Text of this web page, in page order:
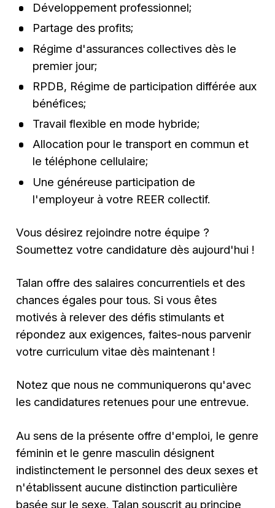
Développement professionnel;
Partage des profits;
Régime d'assurances collectives dès le
premier jour;
RPDB, Régime de participation différée aux
bénéfices;
Travail flexible en mode hybride;
Allocation pour le transport en commun et
le téléphone cellulaire;
Une généreuse participation de
l'employeur à votre REER collectif.
Vous désirez rejoindre notre équipe ?
Soumettez votre candidature dès aujourd'hui !
Talan offre des salaires concurrentiels et des
chances égales pour tous. Si vous êtes
motivés à relever des défis stimulants et
répondez aux exigences, faites-nous parvenir
votre curriculum vitae dès maintenant !
Notez que nous ne communiquerons qu'avec
les candidatures retenues pour une entrevue.
Au sens de la présente offre d'emploi, le genre
féminin et le genre masculin désignent
indistinctement le personnel des deux sexes et
n'établissent aucune distinction particulière
basée sur le sexe. Talan souscrit au principe